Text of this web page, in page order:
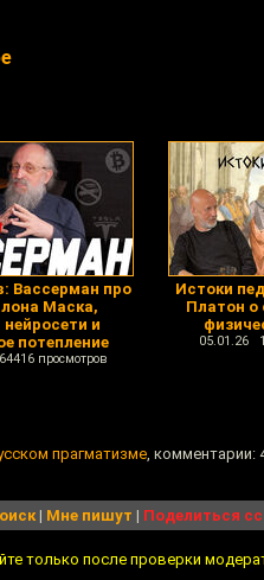
Вассерман про
Маска,
нейросети и
потепление
просмотров
Истоки
Платон о
05.01.26
прагматизме, комментарии:
| Мне пишут | Поделиться
только после проверки